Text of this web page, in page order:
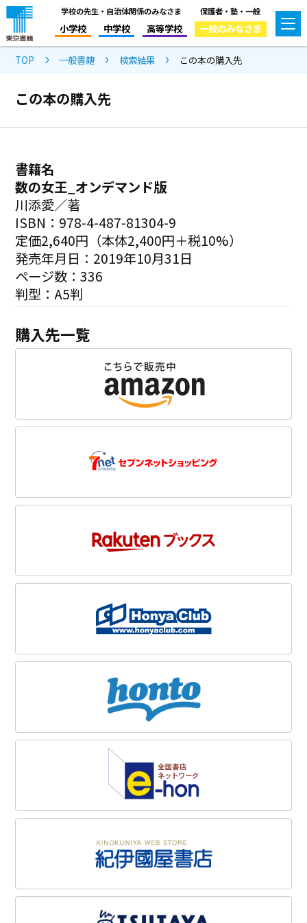
学校の先生・自治体関係のみなさま
小学校 中学校 高等学校
保護者・塾・一般
一般のみなさま
TOP 一般書籍 検索結果 この本の購入先
この本の購入先
書籍名
数の女王_オンデマンド版
川添愛／著
ISBN：978-4-487-81304-9
定価2,640円（本体2,400円＋税10%）
発売年月日：2019年10月31日
ページ数：336
判型：A5判
購入先一覧